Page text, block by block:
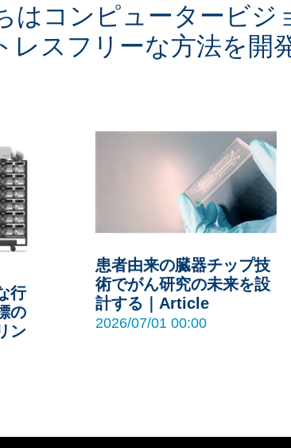
はコンピュータービ
スフリーな方法を開
行
の
ン
患者由来の臓器チップ技
術でがん研究の未来を設
計する｜Article
2026/07/01 00:00